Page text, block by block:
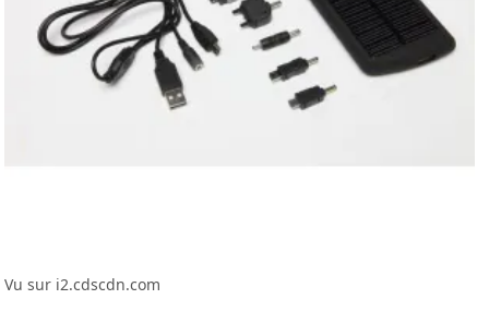
Vu sur i2.cdscdn.com